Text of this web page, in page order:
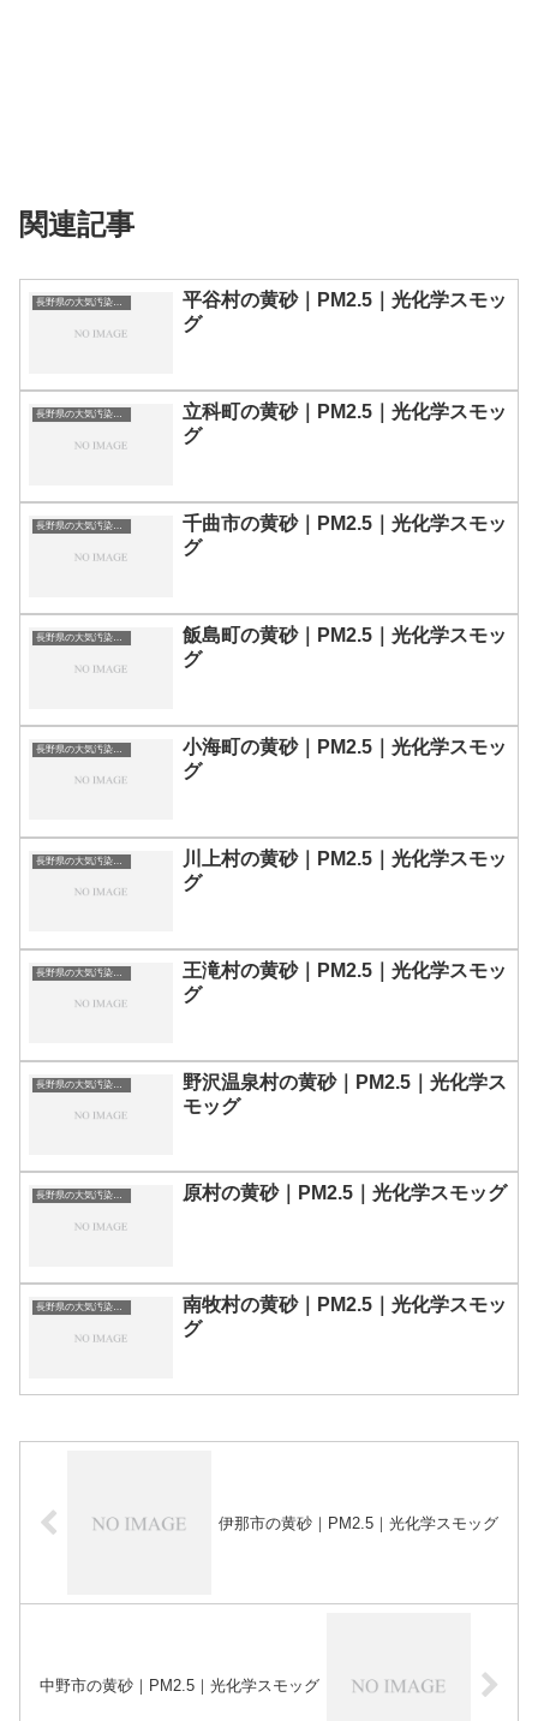
関連記事
長野県の大気汚染・PM2.5・黄砂・エアロゾルの数値
平谷村の黄砂｜PM2.5｜光化学スモッ
グ
長野県の大気汚染・PM2.5・黄砂・エアロゾルの数値
立科町の黄砂｜PM2.5｜光化学スモッ
グ
長野県の大気汚染・PM2.5・黄砂・エアロゾルの数値
千曲市の黄砂｜PM2.5｜光化学スモッ
グ
長野県の大気汚染・PM2.5・黄砂・エアロゾルの数値
飯島町の黄砂｜PM2.5｜光化学スモッ
グ
長野県の大気汚染・PM2.5・黄砂・エアロゾルの数値
小海町の黄砂｜PM2.5｜光化学スモッ
グ
長野県の大気汚染・PM2.5・黄砂・エアロゾルの数値
川上村の黄砂｜PM2.5｜光化学スモッ
グ
長野県の大気汚染・PM2.5・黄砂・エアロゾルの数値
王滝村の黄砂｜PM2.5｜光化学スモッ
グ
長野県の大気汚染・PM2.5・黄砂・エアロゾルの数値
野沢温泉村の黄砂｜PM2.5｜光化学ス
モッグ
長野県の大気汚染・PM2.5・黄砂・エアロゾルの数値 原村の黄砂｜PM2.5｜光化学スモッグ
長野県の大気汚染・PM2.5・黄砂・エアロゾルの数値
南牧村の黄砂｜PM2.5｜光化学スモッ
グ
伊那市の黄砂｜PM2.5｜光化学スモッグ
中野市の黄砂｜PM2.5｜光化学スモッグ